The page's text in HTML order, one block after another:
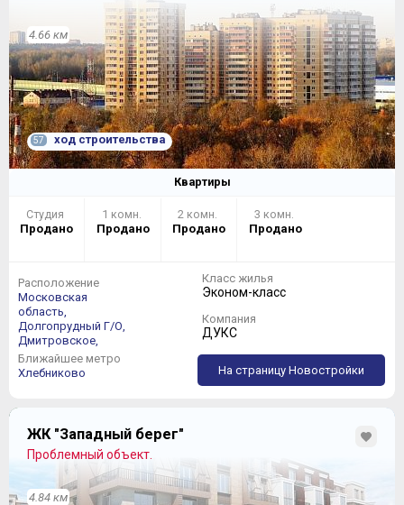
4.66 км
57 ход строительства
Квартиры
Студия
Продано
1 комн.
Продано
2 комн.
Продано
3 комн.
Продано
Расположение
Московская
область,
Долгопрудный Г/О,
Дмитровское,
Ближайшее метро
Хлебниково
Класс жилья
Эконом-класс
Компания
ДУКС
На страницу Новостройки
ЖК "Западный берег"
Проблемный объект.
4.84 км